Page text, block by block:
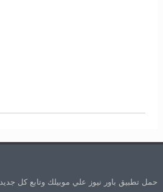
حمل تطبيق باور نيوز علي موبيلك وتابع كل جديد